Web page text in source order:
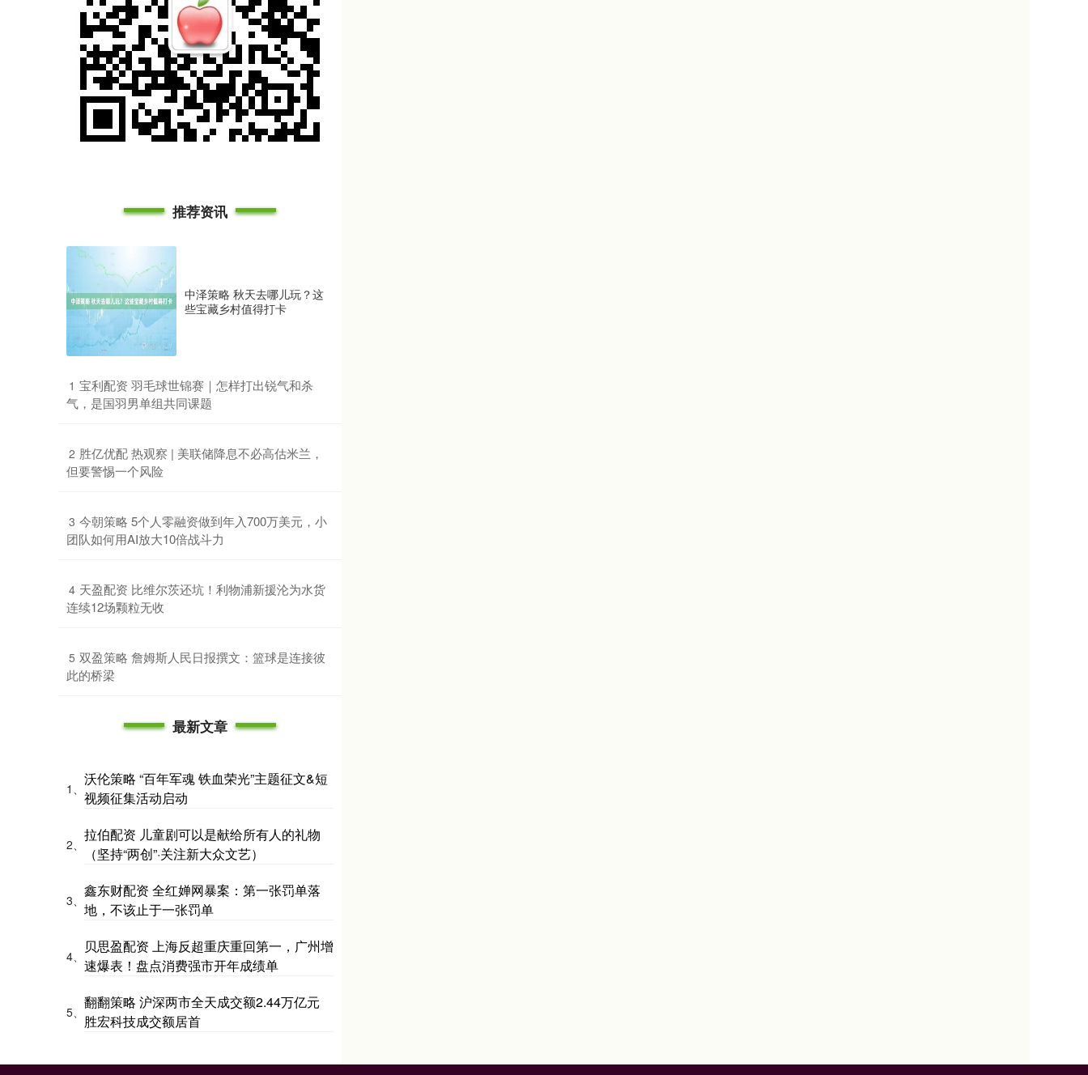
推荐资讯
中泽策略 秋天去哪儿玩？这
些宝藏乡村值得打卡
1 ​宝利配资 羽毛球世锦赛｜怎样打出锐气和杀
气，是国羽男单组共同课题
2 ​胜亿优配 热观察 | 美联储降息不必高估米兰，
但要警惕一个风险
3 ​今朝策略 5个人零融资做到年入700万美元，小
团队如何用AI放大10倍战斗力
4 ​天盈配资 比维尔茨还坑！利物浦新援沦为水货
连续12场颗粒无收
5 ​双盈策略 詹姆斯人民日报撰文：篮球是连接彼
此的桥梁
最新文章
1、
沃伦策略 “百年军魂 铁血荣光”主题征文&短
视频征集活动启动
2、
拉伯配资 儿童剧可以是献给所有人的礼物
（坚持“两创”·关注新大众文艺）
3、
鑫东财配资 全红婵网暴案：第一张罚单落
地，不该止于一张罚单
4、
贝思盈配资 上海反超重庆重回第一，广州增
速爆表！盘点消费强市开年成绩单
5、
翻翻策略 沪深两市全天成交额2.44万亿元
胜宏科技成交额居首